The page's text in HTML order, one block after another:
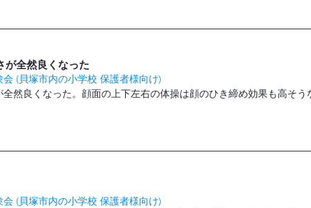
が全然良くなった
(貝塚市内の小学校 保護者様向け)
然良くなった。顔面の上下左右の体操は顔のひき締め効果も高そ
(貝塚市内の小学校 保護者様向け)